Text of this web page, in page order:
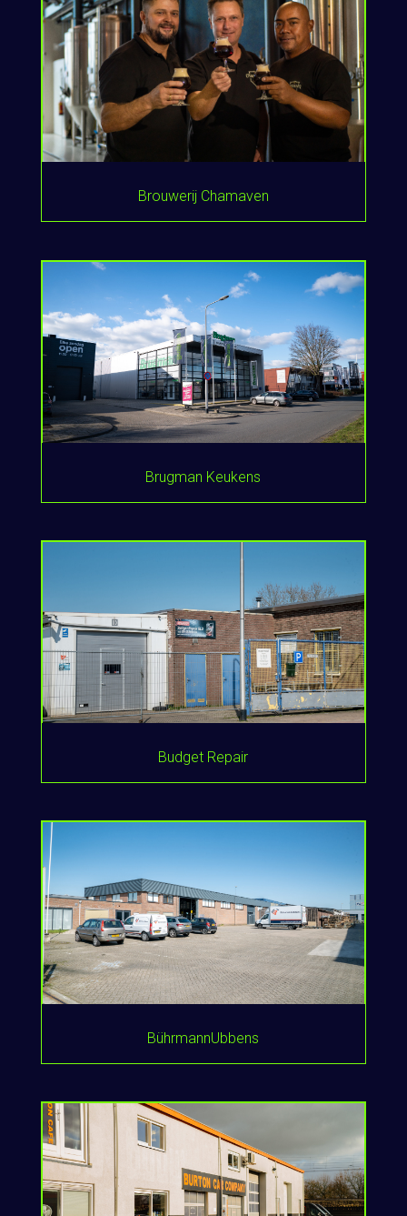
Brouwerij Chamaven
Brugman Keukens
Budget Repair
BührmannUbbens